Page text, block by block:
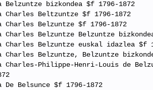
Belzuntze bizkondea $f 1796-1872
Charles Beltzuntze $f 1796-1872
Charles Belzuntze $f 1796-1872
Charles Belzuntze Belzuntze
Charles Belzuntze euskal idazlea $f
Charles Belzuntze, Belzuntze
Charles-Philippe-Henri-Louis de
De Belsunce $f 1796-1872